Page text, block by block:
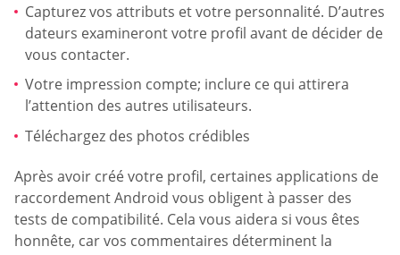
Capturez vos attributs et votre personnalité. D’autres
dateurs examineront votre profil avant de décider de
vous contacter.
Votre impression compte; inclure ce qui attirera
l’attention des autres utilisateurs.
Téléchargez des photos crédibles
Après avoir créé votre profil, certaines applications de
raccordement Android vous obligent à passer des
tests de compatibilité. Cela vous aidera si vous êtes
honnête, car vos commentaires déterminent la